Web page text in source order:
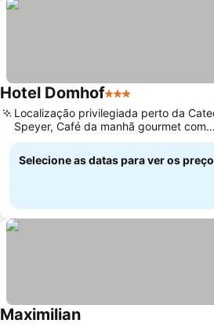
Hotel Domhof3 Estrelas
Localização privilegiada perto da
Speyer, Café da manhã gourmet com
especialidades locais
Selecione as datas para ver os
Maximilian